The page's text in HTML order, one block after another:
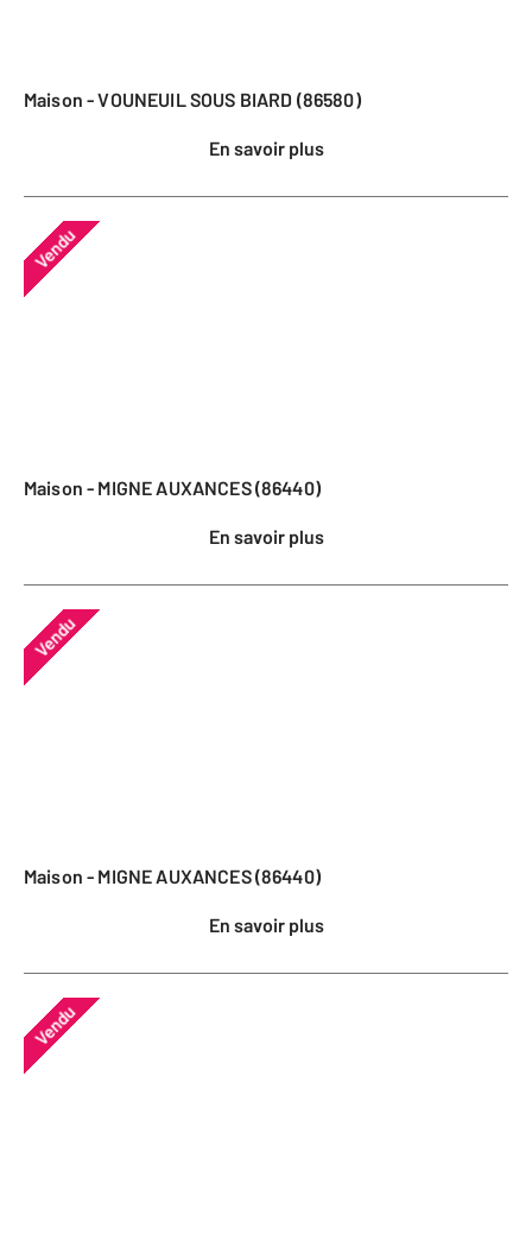
Maison - VOUNEUIL SOUS BIARD (86580)
En savoir plus
Vendu
Maison - MIGNE AUXANCES (86440)
En savoir plus
Vendu
Maison - MIGNE AUXANCES (86440)
En savoir plus
Vendu